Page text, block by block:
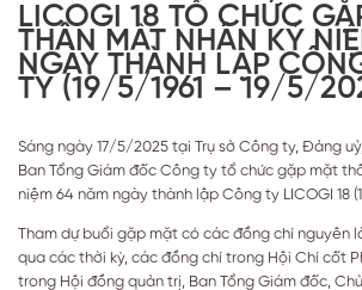
LICOGI 18 TỔ CHỨC
THÂN MẬT NHÂN KỶ
NGÀY THÀNH LẬP
TY (19/5/1961 – 19/5/
Sáng ngày 17/5/2025 tại Trụ sở Công ty, Đảng
Ban Tổng Giám đốc Công ty tổ chức gặp mặt
niệm 64 năm ngày thành lập Công ty LICOGI 18
Tham dự buổi gặp mặt có các đồng chí nguyên
qua các thời kỳ, các đồng chí trong Hội Chí cốt
trong Hội đồng quản trị, Ban Tổng Giám đốc,